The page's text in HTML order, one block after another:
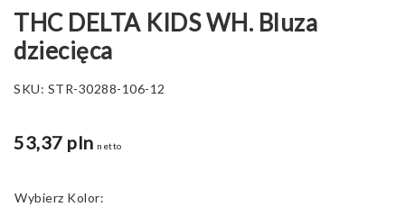
THC DELTA KIDS WH. Bluza
dziecięca
SKU: STR-30288-106-12
53,37 pln netto
Kolor